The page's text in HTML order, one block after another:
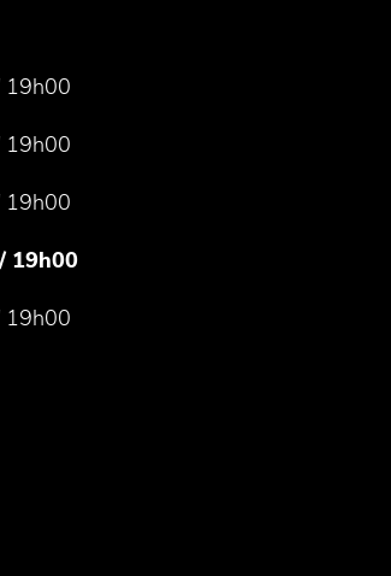
19h00
19h00
19h00
19h00
19h00